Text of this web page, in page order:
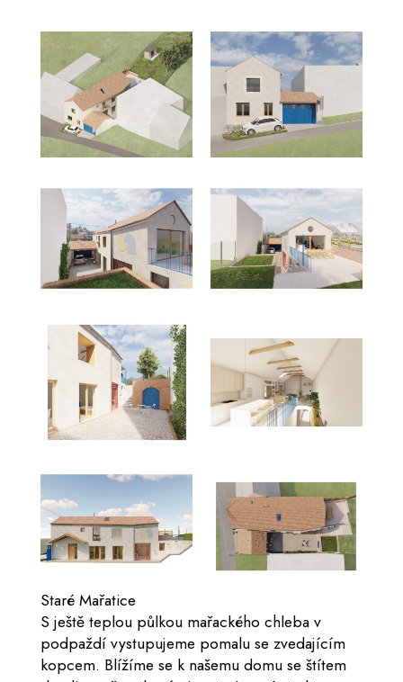
Staré Mařatice
S ještě teplou půlkou mařackého chleba v
podpaždí vystupujeme pomalu se zvedajícím
kopcem. Blížíme se k našemu domu se štítem